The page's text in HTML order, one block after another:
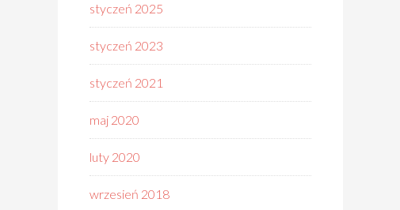
styczeń 2025
styczeń 2023
styczeń 2021
maj 2020
luty 2020
wrzesień 2018